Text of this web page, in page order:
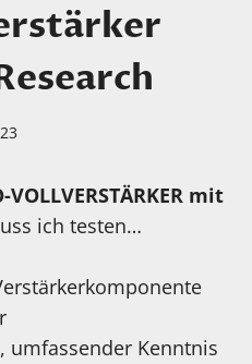
VOLLVERSTÄRKER mit
ich testen…
umfassender Kenntnis